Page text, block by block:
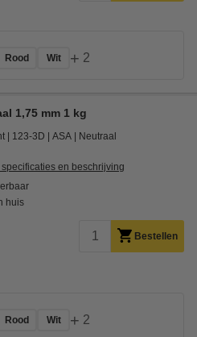
Rood Wit + 2
1,75 mm 1 kg
123-3D ASA Neutraal
specificaties en beschrijving
huis
Bestellen
Rood Wit + 2